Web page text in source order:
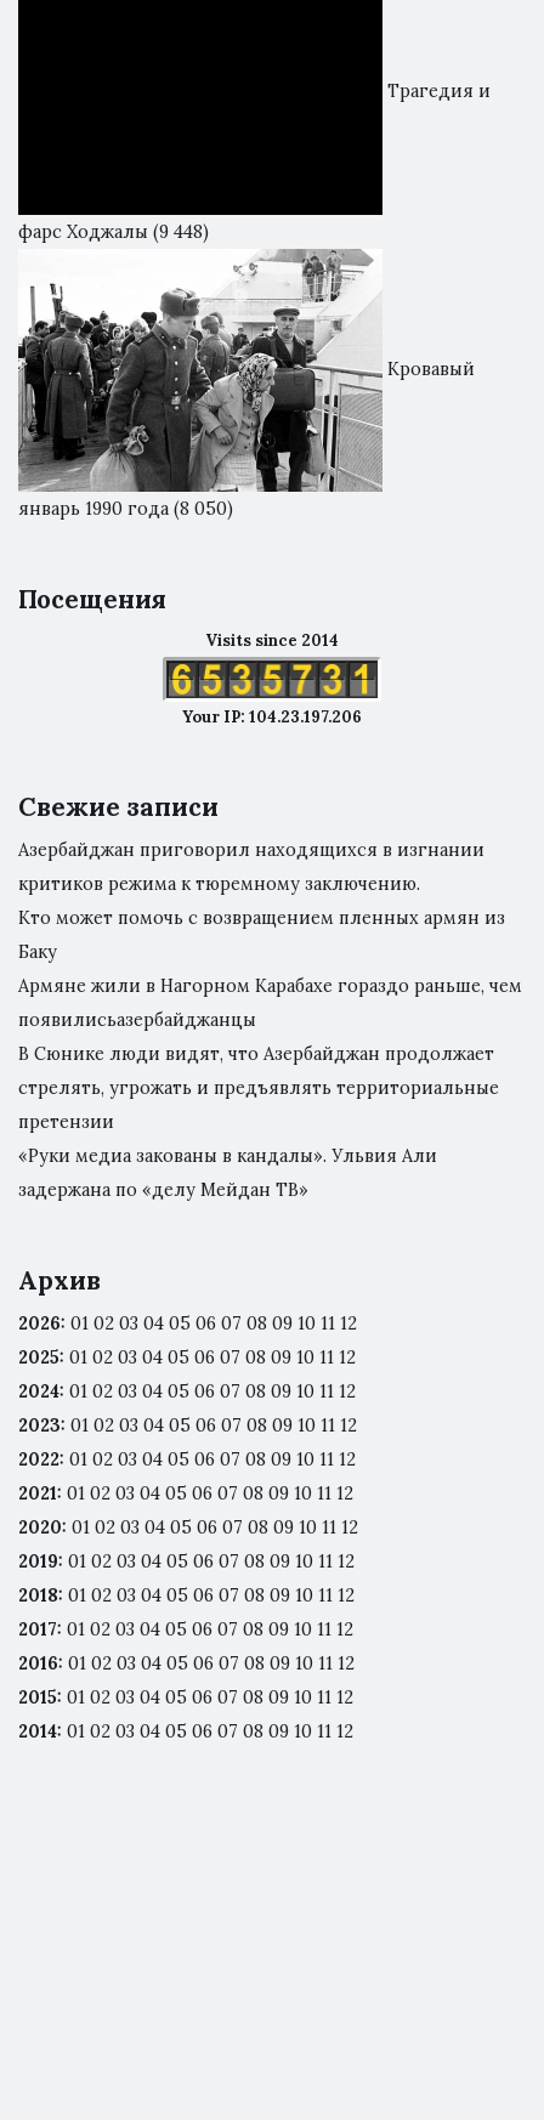
Трагедия и
фарс Ходжалы (9 448)
Кровавый
январь 1990 года (8 050)
Посещения
Visits since 2014
Your IP: 104.23.197.206
Свежие записи
Азербайджан приговорил находящихся в изгнании
критиков режима к тюремному заключению.
Кто может помочь с возвращением пленных армян из
Баку
Армяне жили в Нагорном Карабахе гораздо раньше, чем
появилисьазербайджанцы
В Сюнике люди видят, что Азербайджан продолжает
стрелять, угрожать и предъявлять территориальные
претензии
«Руки медиа закованы в кандалы». Ульвия Али
задержана по «делу Мейдан ТВ»
Архив
2026: 01 02 03 04 05 06 07 08 09 10 11 12
2025: 01 02 03 04 05 06 07 08 09 10 11 12
2024: 01 02 03 04 05 06 07 08 09 10 11 12
2023: 01 02 03 04 05 06 07 08 09 10 11 12
2022: 01 02 03 04 05 06 07 08 09 10 11 12
2021: 01 02 03 04 05 06 07 08 09 10 11 12
2020: 01 02 03 04 05 06 07 08 09 10 11 12
2019: 01 02 03 04 05 06 07 08 09 10 11 12
2018: 01 02 03 04 05 06 07 08 09 10 11 12
2017: 01 02 03 04 05 06 07 08 09 10 11 12
2016: 01 02 03 04 05 06 07 08 09 10 11 12
2015: 01 02 03 04 05 06 07 08 09 10 11 12
2014: 01 02 03 04 05 06 07 08 09 10 11 12